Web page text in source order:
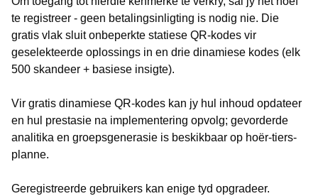
te registreer - geen betalingsinligting is nodig nie. Die
gratis vlak sluit onbeperkte statiese QR-kodes vir
geselekteerde oplossings in en drie dinamiese kodes (elk
500 skandeer + basiese insigte).
Vir gratis dinamiese QR-kodes kan jy hul inhoud opdateer
en hul prestasie na implementering opvolg; gevorderde
analitika en groepsgenerasie is beskikbaar op hoër-tiers-
planne.
Geregistreerde gebruikers kan enige tyd opgradeer.